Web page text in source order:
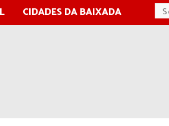
CIDADES DA BAIXADA